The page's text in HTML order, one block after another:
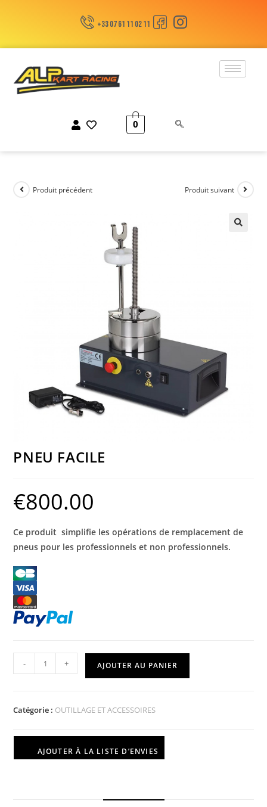
+33 07 61 11 02 11
0
Produit précédent Produit suivant
PNEU FACILE
€800.00
Ce produit simplifie les opérations de remplacement de
pneus pour les professionnels et non professionnels.
- + AJOUTER AU PANIER
Catégorie : OUTILLAGE ET ACCESSOIRES
AJOUTER À LA LISTE D’ENVIES